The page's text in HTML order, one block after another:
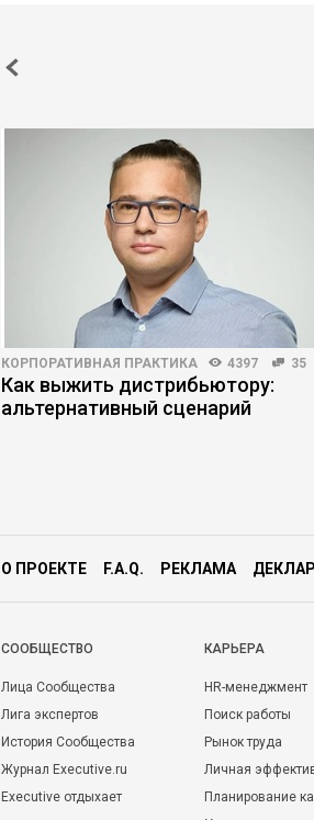
КОРПОРАТИВНАЯ ПРАКТИКА 4397 35
Как выжить дистрибьютору:
альтернативный сценарий
О ПРОЕКТЕ F.A.Q. РЕКЛАМА
CООБЩЕСТВО
Лица Сообщества
Лига экспертов
История Сообщества
Журнал Executive.ru
Executive отдыхает
КАРЬЕРА
HR-менеджмент
Поиск работы
Рынок труда
Личная
Планирование